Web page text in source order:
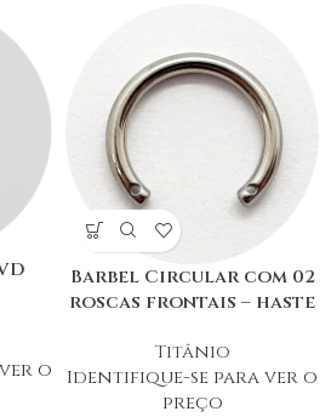
o
Barbel Circular com 02
roscas frontais – haste
Titânio
Identifique-se para ver o
preço